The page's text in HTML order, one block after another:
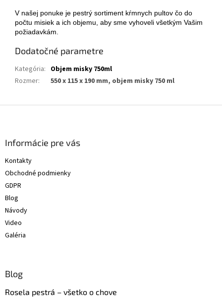
V našej ponuke je pestrý sortiment kŕmnych pultov čo do
počtu misiek a ich objemu, aby sme vyhoveli všetkým Vašim
požiadavkám.
Dodatočné parametre
Kategória: Objem misky 750ml
Rozmer: 550 x 115 x 190 mm, objem misky 750 ml
Informácie pre vás
Kontakty
Obchodné podmienky
GDPR
Blog
Návody
Video
Galéria
Blog
Rosela pestrá – všetko o chove